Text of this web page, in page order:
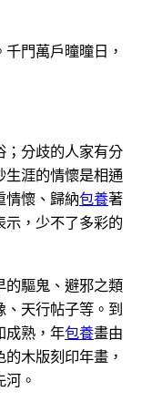
門萬戶曈曈日，
；分歧的人家有分
生涯的情懷是相通
情懷、歸納包養著
示，少不了多彩的
的驅鬼、避邪之類
、天行帖子等。到
成熟，年包養畫由
木版刻印年畫，
。